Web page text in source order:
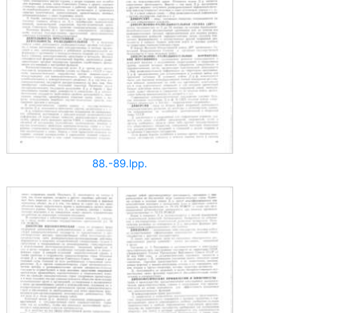
88.-89.lpp.